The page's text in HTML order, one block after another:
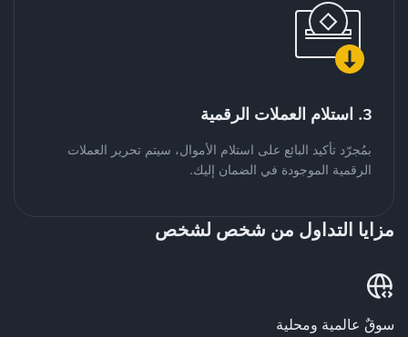
3. استلام العملات الرقمية
بمُجرّد تأكيد البائع على استلام الأموال، سيتم تحرير العملات
الرقمية الموجودة في الضمان إليك.
مزايا التداول من شخص لشخص
سوقٌ عالمية ومحلية